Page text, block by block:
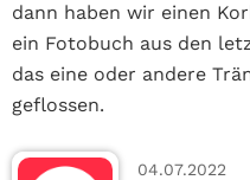
dann haben wir einen
ein Fotobuch aus den
das eine oder andere
geflossen.
04.07.2022